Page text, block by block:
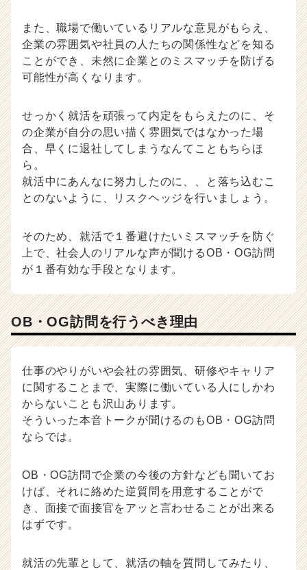
e
e
r
C
a
e
e
r）
また、職場で働いているリアルな意見がもらえ、
企業の雰囲気や社員の人たちの関係性などを知る
ことができ、未然に企業とのミスマッチを防げる
可能性が高くなります。
せっかく就活を頑張って内定をもらえたのに、そ
の企業が自分の思い描く雰囲気ではなかった場
合、早くに退社してしまうなんてこともちらほ
ら。
就活中にあんなに努力したのに、、と落ち込むこ
とのないように、リスクヘッジを行いましょう。
そのため、就活で１番避けたいミスマッチを防ぐ
上で、社会人のリアルな声が聞けるOB・OG訪問
が１番有効な手段となります。
OB・OG訪問を行うべき理由
仕事のやりがいや会社の雰囲気、研修やキャリア
に関することまで、実際に働いている人にしかわ
からないことも沢山あります。
そういった本音トークが聞けるのもOB・OG訪問
ならでは。
OB・OG訪問で企業の今後の方針なども聞いてお
けば、それに絡めた逆質問を用意することがで
き、面接で面接官をアッと言わせることが出来る
はずです。
就活の先輩として、就活の軸を質問してみたり、